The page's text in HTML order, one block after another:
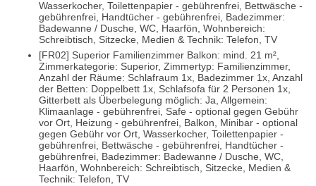
Wasserkocher, Toilettenpapier - gebührenfrei, Bettwäsche -
gebührenfrei, Handtücher - gebührenfrei, Badezimmer:
Badewanne / Dusche, WC, Haarfön, Wohnbereich:
Schreibtisch, Sitzecke, Medien & Technik: Telefon, TV
[FR02] Superior Familienzimmer Balkon: mind. 21 m²,
Zimmerkategorie: Superior, Zimmertyp: Familienzimmer,
Anzahl der Räume: Schlafraum 1x, Badezimmer 1x, Anzahl
der Betten: Doppelbett 1x, Schlafsofa für 2 Personen 1x,
Gitterbett als Überbelegung möglich: Ja, Allgemein:
Klimaanlage - gebührenfrei, Safe - optional gegen Gebühr
vor Ort, Heizung - gebührenfrei, Balkon, Minibar - optional
gegen Gebühr vor Ort, Wasserkocher, Toilettenpapier -
gebührenfrei, Bettwäsche - gebührenfrei, Handtücher -
gebührenfrei, Badezimmer: Badewanne / Dusche, WC,
Haarfön, Wohnbereich: Schreibtisch, Sitzecke, Medien &
Technik: Telefon, TV